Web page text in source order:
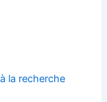
la recherche